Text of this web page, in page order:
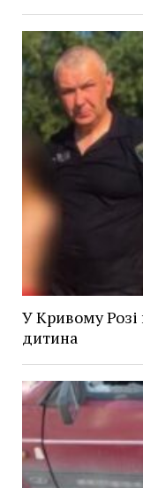
У Кривому
дитина